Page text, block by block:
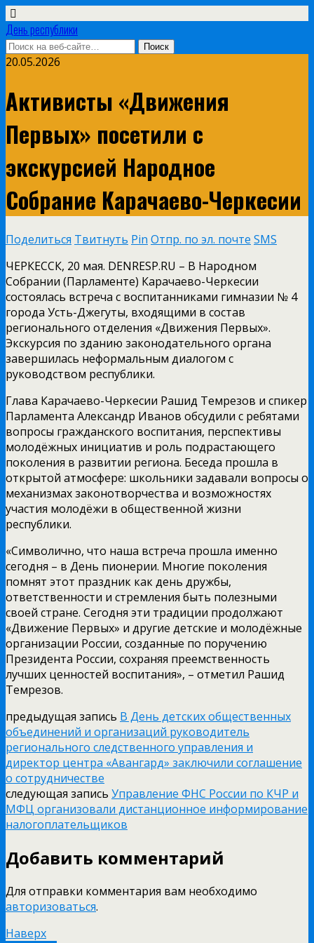
День республики
20.05.2026
Активисты «Движения
Первых» посетили с
экскурсией Народное
Собрание Карачаево-Черкесии
Поделиться Твитнуть Pin Отпр. по эл. почте SMS
ЧЕРКЕССК, 20 мая. DENRESP.RU – В Народном
Собрании (Парламенте) Карачаево-Черкесии
состоялась встреча с воспитанниками гимназии № 4
города Усть-Джегуты, входящими в состав
регионального отделения «Движения Первых».
Экскурсия по зданию законодательного органа
завершилась неформальным диалогом с
руководством республики.
Глава Карачаево-Черкесии Рашид Темрезов и спикер
Парламента Александр Иванов обсудили с ребятами
вопросы гражданского воспитания, перспективы
молодёжных инициатив и роль подрастающего
поколения в развитии региона. Беседа прошла в
открытой атмосфере: школьники задавали вопросы о
механизмах законотворчества и возможностях
участия молодёжи в общественной жизни
республики.
«Символично, что наша встреча прошла именно
сегодня – в День пионерии. Многие поколения
помнят этот праздник как день дружбы,
ответственности и стремления быть полезными
своей стране. Сегодня эти традиции продолжают
«Движение Первых» и другие детские и молодёжные
организации России, созданные по поручению
Президента России, сохраняя преемственность
лучших ценностей воспитания», – отметил Рашид
Темрезов.
предыдущая запись В День детских общественных
объединений и организаций руководитель
регионального следственного управления и
директор центра «Авангард» заключили соглашение
о сотрудничестве
следующая запись Управление ФНС России по КЧР и
МФЦ организовали дистанционное информирование
налогоплательщиков
Добавить комментарий
Для отправки комментария вам необходимо
авторизоваться.
Наверх